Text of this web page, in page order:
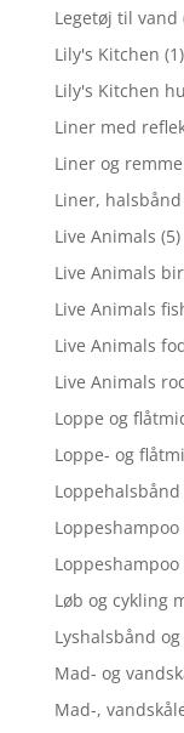
Legetøj til vand
Lily's Kitchen (1)
Lily's Kitchen
Liner med
Liner og
Liner,
Live Animals (5)
Live Animals
Live Animals
Live Animals
Live Animals
Loppe og
Loppe- og
Løb og cykling
Lyshalsbånd
Mad- og
Mad-,